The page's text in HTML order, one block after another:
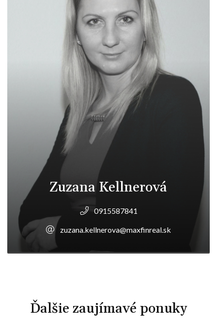
Zuzana Kellnerová
0915587841
zuzana.kellnerova@maxfinreal.sk
Ďalšie zaujímavé ponuky